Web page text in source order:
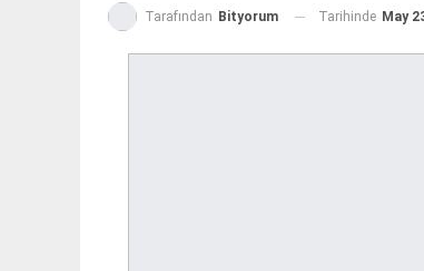
Tarafından Bityorum Tarihinde May